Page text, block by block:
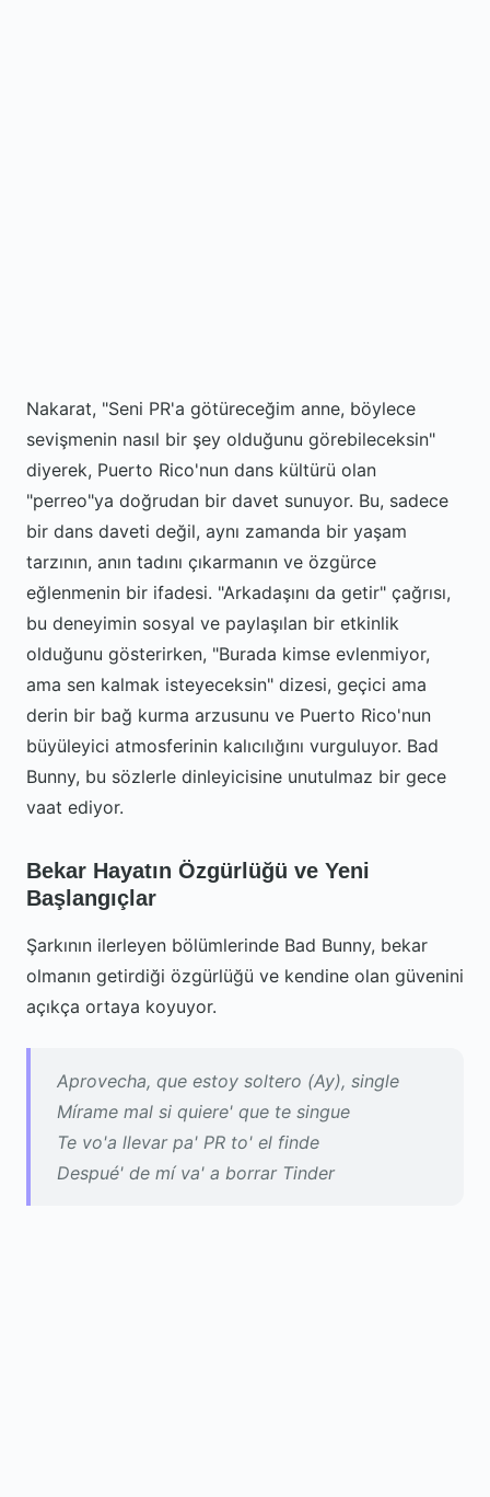
Nakarat, "Seni PR'a götüreceğim anne, böylece
sevişmenin nasıl bir şey olduğunu görebileceksin"
diyerek, Puerto Rico'nun dans kültürü olan
"perreo"ya doğrudan bir davet sunuyor. Bu, sadece
bir dans daveti değil, aynı zamanda bir yaşam
tarzının, anın tadını çıkarmanın ve özgürce
eğlenmenin bir ifadesi. "Arkadaşını da getir" çağrısı,
bu deneyimin sosyal ve paylaşılan bir etkinlik
olduğunu gösterirken, "Burada kimse evlenmiyor,
ama sen kalmak isteyeceksin" dizesi, geçici ama
derin bir bağ kurma arzusunu ve Puerto Rico'nun
büyüleyici atmosferinin kalıcılığını vurguluyor. Bad
Bunny, bu sözlerle dinleyicisine unutulmaz bir gece
vaat ediyor.
Bekar Hayatın Özgürlüğü ve Yeni
Başlangıçlar
Şarkının ilerleyen bölümlerinde Bad Bunny, bekar
olmanın getirdiği özgürlüğü ve kendine olan güvenini
açıkça ortaya koyuyor.
Aprovecha, que estoy soltero (Ay), single
Mírame mal si quiere' que te singue
Te vo'a llevar pa' PR to' el finde
Despué' de mí va' a borrar Tinder